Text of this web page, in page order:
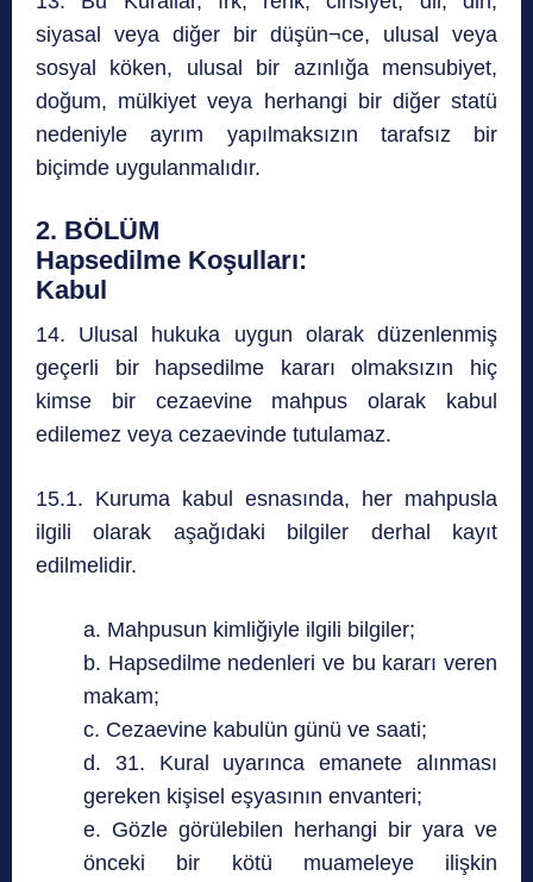
siyasal veya diğer bir düşün¬ce, ulusal veya
sosyal köken, ulusal bir azınlığa mensubiyet,
doğum, mülkiyet veya herhangi bir diğer statü
nedeniyle ayrım yapılmaksızın tarafsız bir
biçimde uygulanmalıdır.
2. BÖLÜM
Hapsedilme Koşulları:
Kabul
14. Ulusal hukuka uygun olarak düzenlenmiş
geçerli bir hapsedilme kararı olmaksızın hiç
kimse bir cezaevine mahpus olarak kabul
edilemez veya cezaevinde tutulamaz.
15.1. Kuruma kabul esnasında, her mahpusla
ilgili olarak aşağıdaki bilgiler derhal kayıt
edilmelidir.
a. Mahpusun kimliğiyle ilgili bilgiler;
b. Hapsedilme nedenleri ve bu kararı veren
makam;
c. Cezaevine kabulün günü ve saati;
d. 31. Kural uyarınca emanete alınması
gereken kişisel eşyasının envanteri;
e. Gözle görülebilen herhangi bir yara ve
önceki bir kötü muameleye ilişkin